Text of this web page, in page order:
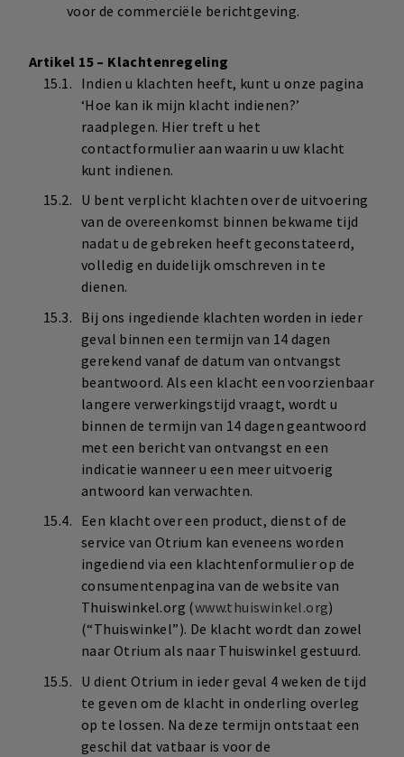
voor de commerciële berichtgeving.
Artikel 15 – Klachtenregeling
Indien u klachten heeft, kunt u onze pagina
‘Hoe kan ik mijn klacht indienen?’
raadplegen. Hier treft u het
contactformulier aan waarin u uw klacht
kunt indienen.
U bent verplicht klachten over de uitvoering
van de overeenkomst binnen bekwame tijd
nadat u de gebreken heeft geconstateerd,
volledig en duidelijk omschreven in te
dienen.
Bij ons ingediende klachten worden in ieder
geval binnen een termijn van 14 dagen
gerekend vanaf de datum van ontvangst
beantwoord. Als een klacht een voorzienbaar
langere verwerkingstijd vraagt, wordt u
binnen de termijn van 14 dagen geantwoord
met een bericht van ontvangst en een
indicatie wanneer u een meer uitvoerig
antwoord kan verwachten.
Een klacht over een product, dienst of de
service van Otrium kan eveneens worden
ingediend via een klachtenformulier op de
consumentenpagina van de website van
Thuiswinkel.org (www.thuiswinkel.org)
(“Thuiswinkel”). De klacht wordt dan zowel
naar Otrium als naar Thuiswinkel gestuurd.
U dient Otrium in ieder geval 4 weken de tijd
te geven om de klacht in onderling overleg
op te lossen. Na deze termijn ontstaat een
geschil dat vatbaar is voor de